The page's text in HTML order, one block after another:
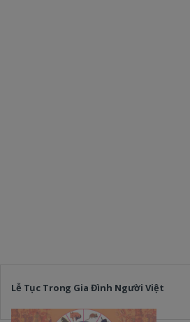
Lễ Tục Trong Gia Đình Người Việt